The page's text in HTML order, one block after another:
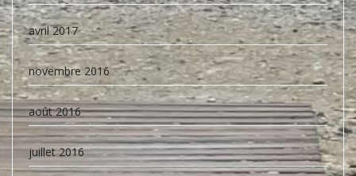
avril 2017
novembre 2016
août 2016
juillet 2016